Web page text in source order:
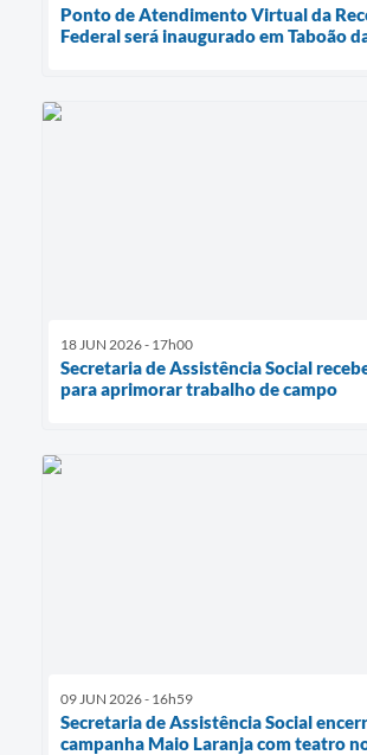
Ponto de Atendimento Virtual da
Federal será inaugurado em Taboão
18 JUN 2026 - 17h00
Secretaria de Assistência Social
para aprimorar trabalho de campo
09 JUN 2026 - 16h59
Secretaria de Assistência Social
campanha Maio Laranja com teatro